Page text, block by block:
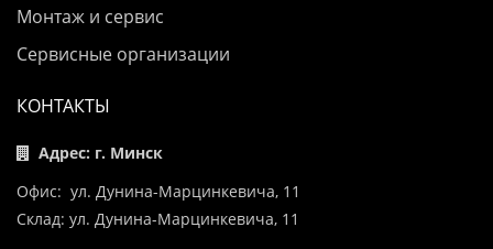
Монтаж и сервис
Сервисные организации
КОНТАКТЫ
Адрес: г. Минск
Офис: ул. Дунина-Марцинкевича, 11
Склад: ул. Дунина-Марцинкевича, 11